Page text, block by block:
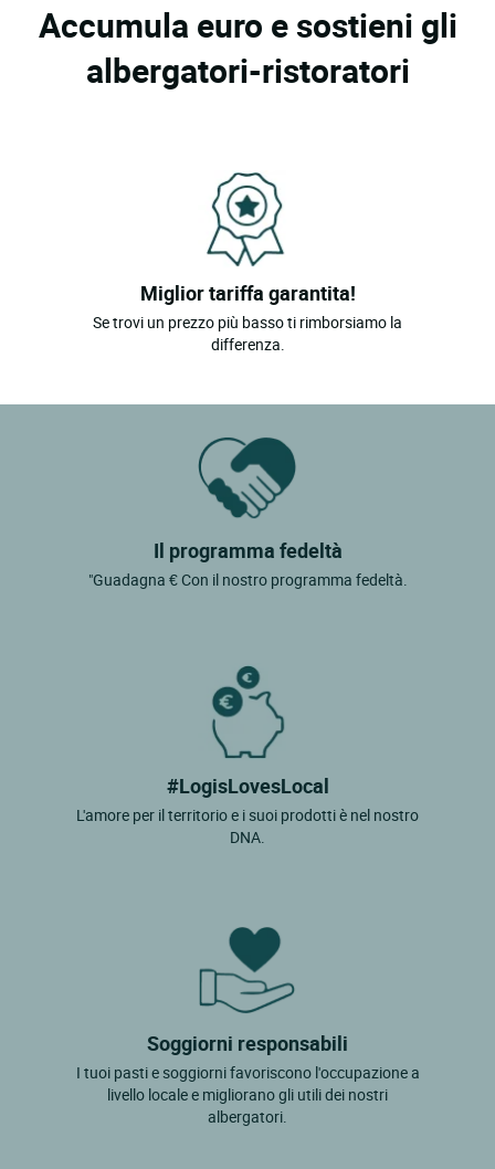
Accumula euro e sostieni gli
albergatori-ristoratori
Miglior tariffa garantita!
Se trovi un prezzo più basso ti rimborsiamo la
differenza.
Il programma fedeltà
"Guadagna € Con il nostro programma fedeltà.
#LogisLovesLocal
L'amore per il territorio e i suoi prodotti è nel nostro
DNA.
Soggiorni responsabili
I tuoi pasti e soggiorni favoriscono l'occupazione a
livello locale e migliorano gli utili dei nostri
albergatori.